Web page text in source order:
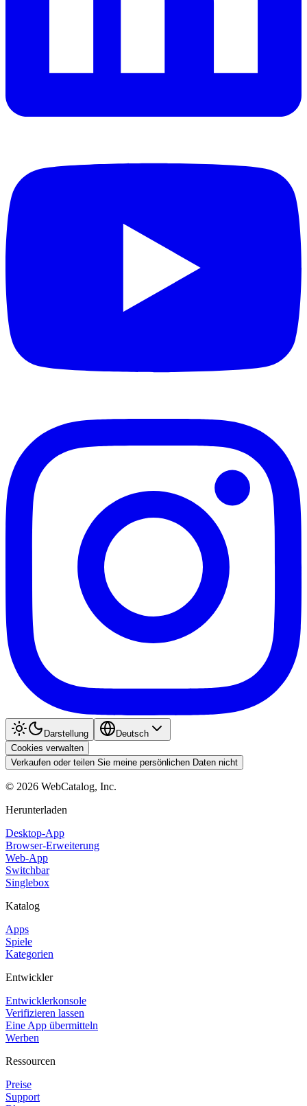
Darstellung
Deutsch
Cookies verwalten
Verkaufen oder teilen Sie meine persönlichen Daten nicht
© 2026 WebCatalog, Inc.
Herunterladen
Desktop-App
Browser-Erweiterung
Web-App
Switchbar
Singlebox
Katalog
Apps
Spiele
Kategorien
Entwickler
Entwicklerkonsole
Verifizieren lassen
Eine App übermitteln
Werben
Ressourcen
Preise
Support